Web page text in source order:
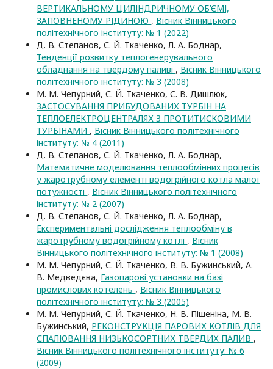
ВЕРТИКАЛЬНОМУ ЦИЛІНДРИЧНОМУ ОБ’ЄМІ,
ЗАПОВНЕНОМУ РІДИНОЮ , Вісник Вінницького
політехнічного інституту: № 1 (2022)
Д. В. Степанов, С. Й. Ткаченко, Л. А. Боднар,
Тенденції розвитку теплогенерувального
обладнання на твердому паливі , Вісник Вінницького
політехнічного інституту: № 3 (2008)
М. М. Чепурний, С. Й. Ткаченко, С. В. Дишлюк,
ЗАСТОСУВАННЯ ПРИБУДОВАНИХ ТУРБІН НА
ТЕПЛОЕЛЕКТРОЦЕНТРАЛЯХ З ПРОТИТИСКОВИМИ
ТУРБІНАМИ , Вісник Вінницького політехнічного
інституту: № 4 (2011)
Д. В. Степанов, С. Й. Ткаченко, Л. А. Боднар,
Математичне моделювання теплообмінних процесів
у жаротрубному елементі водогрійного котла малої
потужності , Вісник Вінницького політехнічного
інституту: № 2 (2007)
Д. В. Степанов, С. Й. Ткаченко, Л. А. Боднар,
Експериментальні дослідження теплообміну в
жаротрубному водогрійному котлі , Вісник
Вінницького політехнічного інституту: № 1 (2008)
М. М. Чепурний, С. Й. Ткаченко, В. В. Бужинський, А.
В. Медведєва, Газопарові установки на базі
промислових котелень , Вісник Вінницького
політехнічного інституту: № 3 (2005)
М. М. Чепурний, С. Й. Ткаченко, Н. В. Пішеніна, М. В.
Бужинський, РЕКОНСТРУКЦІЯ ПАРОВИХ КОТЛІВ ДЛЯ
СПАЛЮВАННЯ НИЗЬКОСОРТНИХ ТВЕРДИХ ПАЛИВ ,
Вісник Вінницького політехнічного інституту: № 6
(2009)